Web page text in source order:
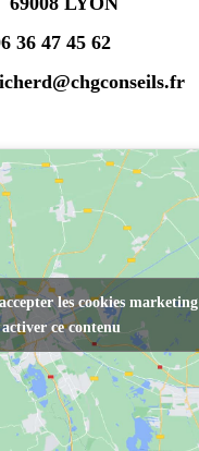
36 47 45 62
les cookies marketing
ce contenu